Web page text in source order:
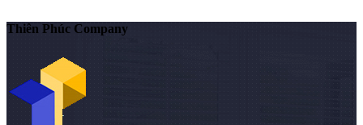
Thiên Phúc Company